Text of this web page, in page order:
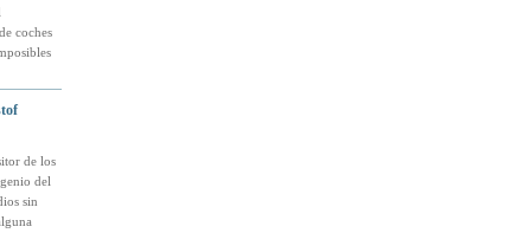
coches
de los
del
sin